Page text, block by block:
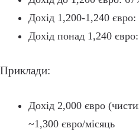
Дохід 1,200-1,240
Дохід понад 1,240
Приклади:
Дохід 2,000 євро
~1,300 євро/місяць